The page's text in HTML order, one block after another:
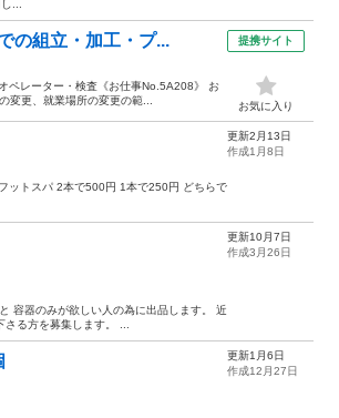
...
の組立・加工・プ...
ペレーター・検査《お仕事No.5A208》 お
更、就業場所の変更の範...
提携サイト
お気に入り
ットスパ 2本で500円 1本で250円 どちらで
更新2月13日
作成1月8日
容器のみが欲しい人の為に出品します。 近
る方を募集します。 ...
更新10月7日
作成3月26日
更新1月6日
作成12月27日